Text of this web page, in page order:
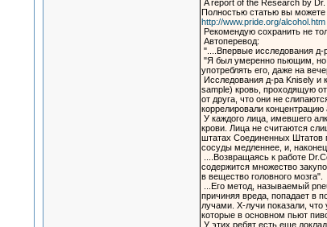
A report of the Research by
Полностью статью вы можете
http://www.pride.org/alcohol.htm
Рекомендую сохранить не
Автоперевод:
"....Впервые исследования д-
"Я был умеренно пьющим, но я
употреблять его, даже на
Исследования д-ра Knisely и
sample) кровь, проходящую
от друга, что они не
коррелировали
У каждого лица, имевшего
крови. Лица не считаются
штатах Соединенных Штатов
сосуды медленнее, и,
....Возвращаясь к работе
содержится множество
в вещество головного мозга".
...Его метод, называемый
причиняя вреда, попадает в
лучами. Х-лучи показали,
которые в основном пьют
У этих ребят есть еще